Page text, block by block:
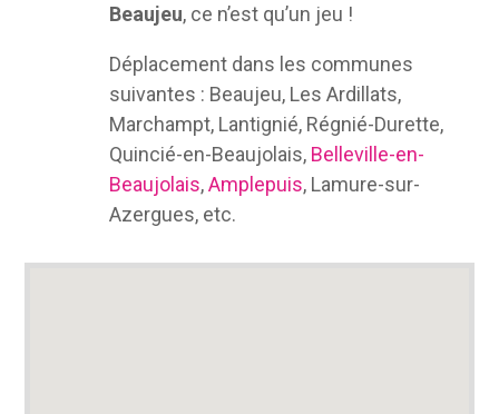
Beaujeu, ce n’est qu’un jeu !
Déplacement dans les communes
suivantes : Beaujeu, Les Ardillats,
Marchampt, Lantignié, Régnié-Durette,
Quincié-en-Beaujolais, Belleville-en-
Beaujolais,Amplepuis, Lamure-sur-
Azergues, etc.